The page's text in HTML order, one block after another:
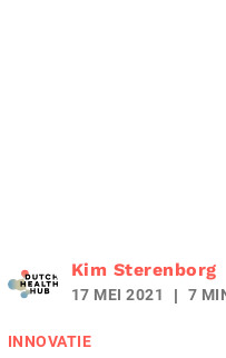
Kim Sterenborg
17 MEI 2021 7
INNOVATIE